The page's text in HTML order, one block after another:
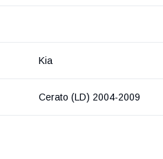
Kia
Cerato (LD) 2004-2009